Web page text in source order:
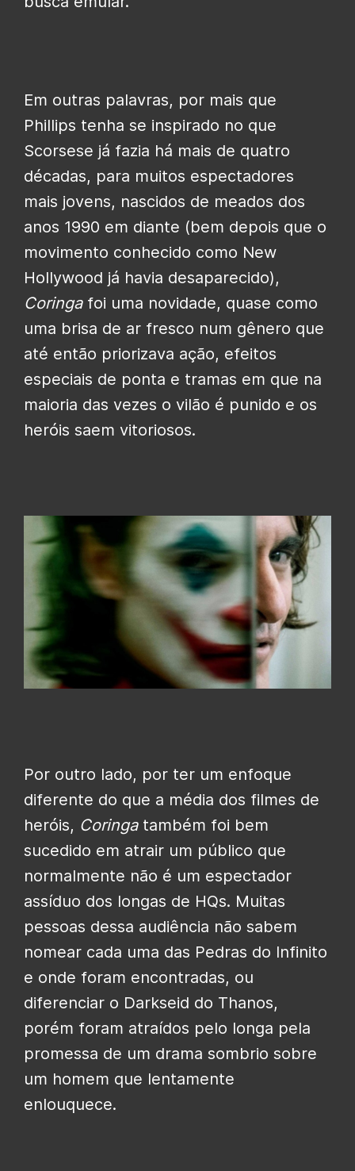
Em outras palavras, por mais que
Phillips tenha se inspirado no que
Scorsese já fazia há mais de quatro
décadas, para muitos espectadores
mais jovens, nascidos de meados dos
anos 1990 em diante (bem depois que o
movimento conhecido como New
Hollywood já havia desaparecido),
Coringafoi uma novidade, quase como
uma brisa de ar fresco num gênero que
até então priorizava ação, efeitos
especiais de ponta e tramas em que na
maioria das vezes o vilão é punido e os
heróis saem vitoriosos.
Por outro lado, por ter um enfoque
diferente do que a média dos filmes de
heróis, Coringatambém foi bem
sucedido em atrair um público que
normalmente não é um espectador
assíduo dos longas de HQs. Muitas
pessoas dessa audiência não sabem
nomear cada uma das Pedras do Infinito
e onde foram encontradas, ou
diferenciar o Darkseid do Thanos,
porém foram atraídos pelo longa pela
promessa de um drama sombrio sobre
um homem que lentamente
enlouquece.